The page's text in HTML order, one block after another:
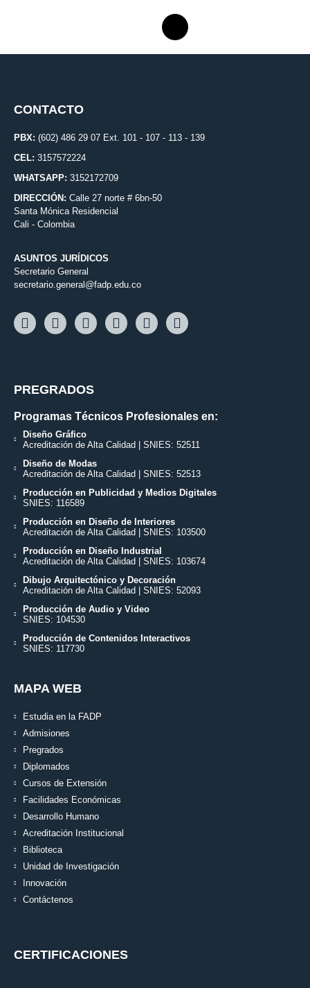
CONTACTO
PBX: (602) 486 29 07 Ext. 101 - 107 - 113 - 139
CEL: 3157572224
WHATSAPP: 3152172709
DIRECCIÓN: Calle 27 norte # 6bn-50
Santa Mónica Residencial
Cali - Colombia
ASUNTOS JURÍDICOS
Secretario General
secretario.general@fadp.edu.co
PREGRADOS
Programas Técnicos Profesionales en:
Diseño Gráfico
Acreditación de Alta Calidad | SNIES: 52511
Diseño de Modas
Acreditación de Alta Calidad | SNIES: 52513
Producción en Publicidad y Medios Digitales
SNIES: 116589
Producción en Diseño de Interiores
Acreditación de Alta Calidad | SNIES: 103500
Producción en Diseño Industrial
Acreditación de Alta Calidad | SNIES: 103674
Dibujo Arquitectónico y Decoración
Acreditación de Alta Calidad | SNIES: 52093
Producción de Audio y Video
SNIES: 104530
Producción de Contenidos Interactivos
SNIES: 117730
MAPA WEB
Estudia en la FADP
Admisiones
Pregrados
Diplomados
Cursos de Extensión
Facilidades Económicas
Desarrollo Humano
Acreditación Institucional
Biblioteca
Unidad de Investigación
Innovación
Contáctenos
CERTIFICACIONES